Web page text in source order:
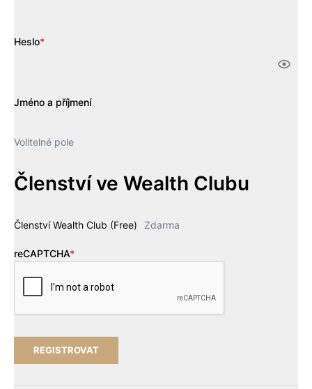
Heslo*
Jméno a příjmení
Volitelné pole
Členství ve Wealth Clubu
Členství Wealth Club (Free) Zdarma
reCAPTCHA*